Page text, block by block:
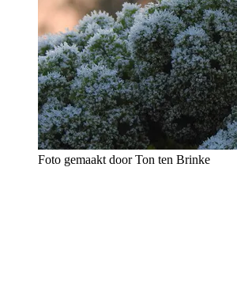
Foto gemaakt door Ton ten Brinke